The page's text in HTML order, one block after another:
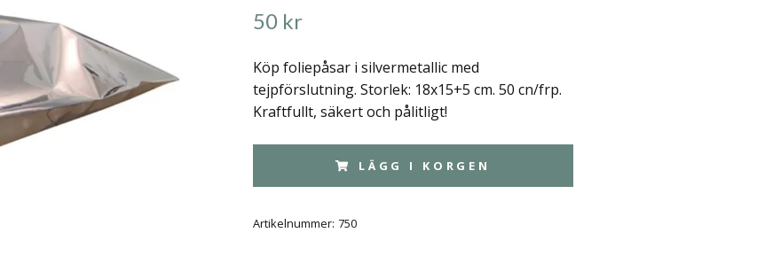
50 kr
Köp foliepåsar i silvermetallic med
tejpförslutning. Storlek: 18x15+5 cm. 50 cn/frp.
Kraftfullt, säkert och pålitligt!
LÄGG I KORGEN
Artikelnummer: 750